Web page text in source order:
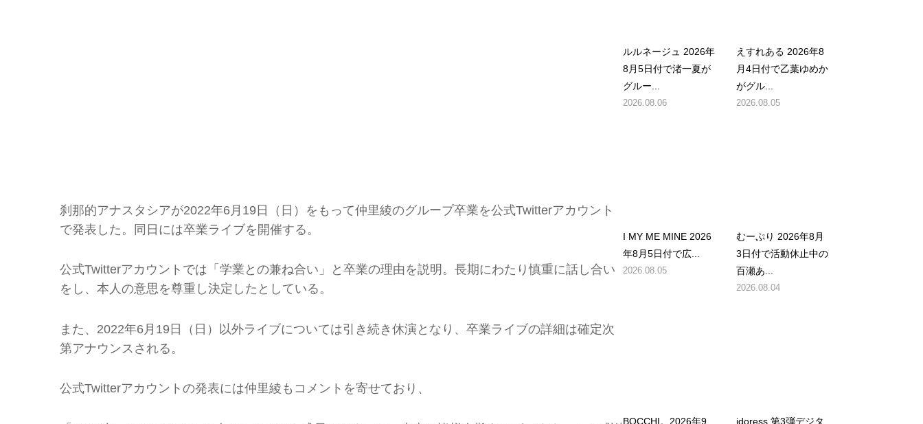
刹那的アナスタシアが2022年6月19日（日）をもって仲里綾のグループ卒業を公式Twitterアカウント
で発表した。同日には卒業ライブを開催する。
公式Twitterアカウントでは「学業との兼ね合い」と卒業の理由を説明。長期にわたり慎重に話し合い
をし、本人の意思を尊重し決定したとしている。
また、2022年6月19日（日）以外ライブについては引き続き休演となり、卒業ライブの詳細は確定次
第アナウンスされる。
公式Twitterアカウントの発表には仲里綾もコメントを寄せており、
ルルネージュ 2026年
8月5日付で渚一夏が
グルー...
2026.08.06
えすれある 2026年8
月4日付で乙葉ゆめか
がグル...
2026.08.05
I MY ME MINE 2026
年8月5日付で広...
2026.08.05
むーぷり 2026年8月
3日付で活動休止中の
百瀬あ...
2026.08.04
BOCCHI。2026年9
idoress 第3弾デジタ